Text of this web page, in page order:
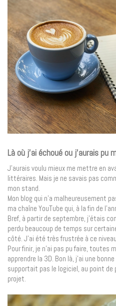
Là où j’ai échoué ou j’aurais pu
J’aurais voulu mieux me mettre en
littéraires. Mais je ne savais pas
mon stand.
Mon blog qui n’a malheureusement
ma chaîne YouTube qui, à la fin de
Bref, à partir de septembre, j’étais
perdu beaucoup de temps sur
côté. J’ai été très frustrée à ce niveau.
Pour finir, je n’ai pas pu faire, toutes
apprendre la 3D. Bon là, j’ai une
supportait pas le logiciel, au point de
projet.